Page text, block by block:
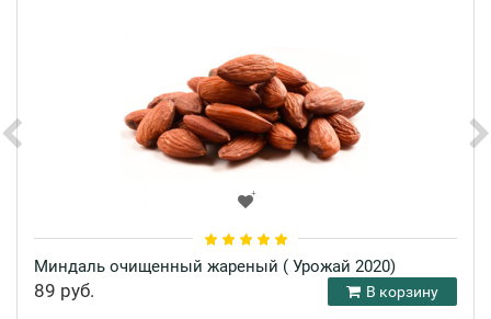
Миндаль очищенный жареный ( Урожай 2020)
89 руб. В корзину